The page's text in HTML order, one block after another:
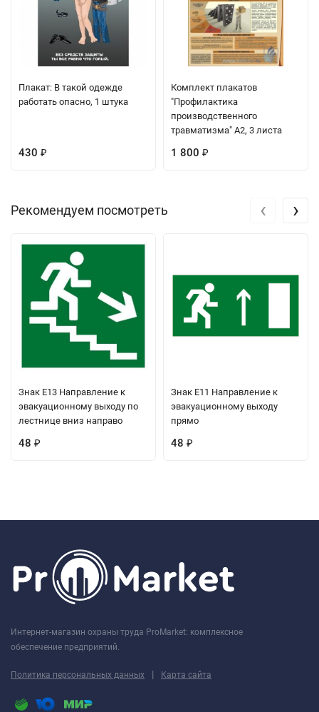
Плакат: В такой одежде
работать опасно, 1 штука
430 ₽
Комплект плакатов
"Профилактика
производственного
травматизма" А2, 3 листа
1 800 ₽
Рекомендуем посмотреть
Знак E13 Направление к
эвакуационному выходу по
лестнице вниз направо
48 ₽
Знак E11 Направление к
эвакуационному выходу
прямо
48 ₽
‹ ›
Интернет-магазин охраны труда ProMarket: комплексное
обеспечение предприятий.
Политика персональных данных | Карта сайта